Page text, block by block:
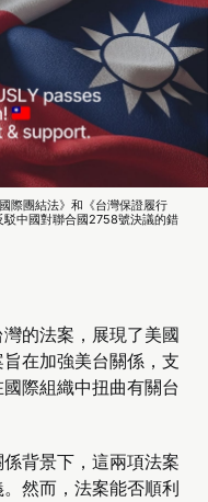
際團結法》和《台灣保證履行
中國對聯合國2758號決議的錯
的法案，展現了美國
在加強美台關係，支
際組織中扭曲有關台
背景下，這兩項法案
然而，法案能否順利